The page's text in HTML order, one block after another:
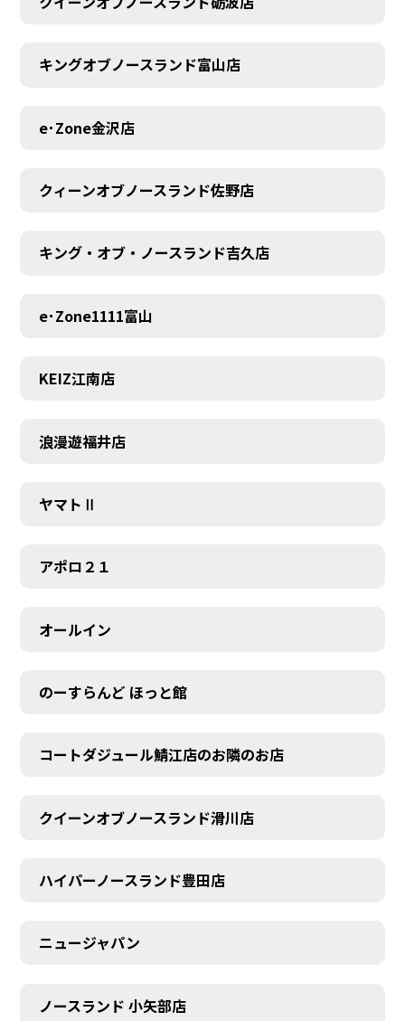
キングオブノースランド富山店
e･Zone金沢店
クィーンオブノースランド佐野店
キング・オブ・ノースランド吉久店
e･Zone1111富山
KEIZ江南店
浪漫遊福井店
ヤマトⅡ
アポロ２１
オールイン
のーすらんど ほっと館
コートダジュール鯖江店のお隣のお店
クイーンオブノースランド滑川店
ハイパーノースランド豊田店
ニュージャパン
ノースランド 小矢部店